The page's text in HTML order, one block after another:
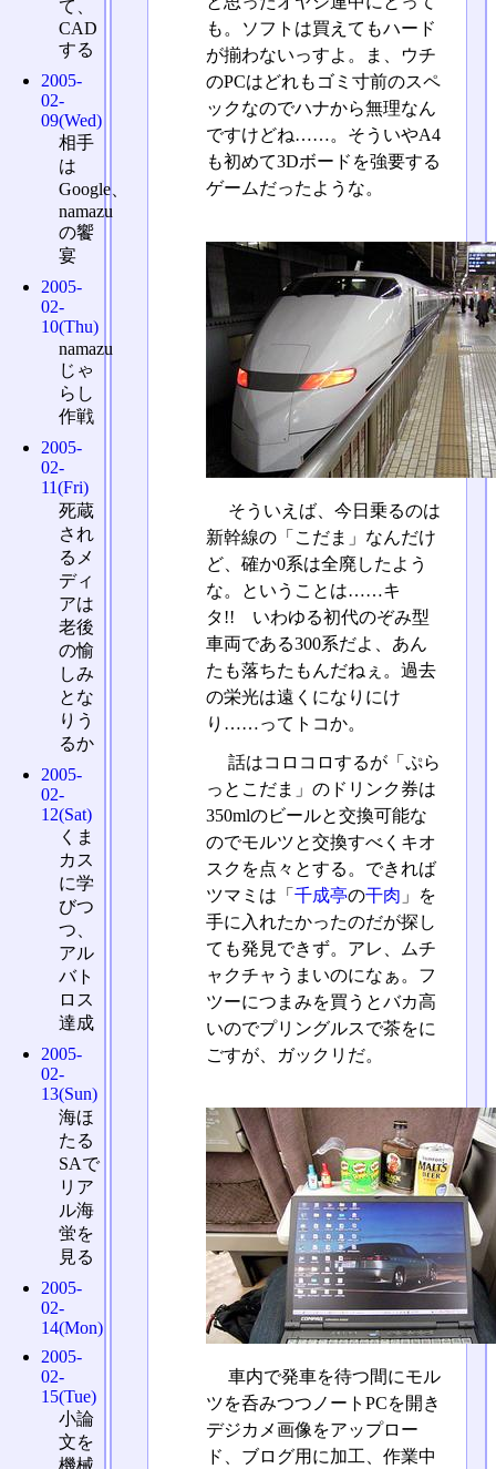
も。ソフトは買えてもハード
が揃わないっすよ。ま、ウチ
のPCはどれもゴミ寸前のスペ
ックなのでハナから無理なん
ですけどね……。そういやA4
も初めて3Dボードを強要する
ゲームだったような。
そういえば、今日乗るのは
新幹線の「こだま」なんだけ
ど、確か0系は全廃したよう
な。ということは……キ
タ!! いわゆる初代のぞみ型
車両である300系だよ、あん
たも落ちたもんだねぇ。過去
の栄光は遠くになりにけ
り……ってトコか。
話はコロコロするが「ぷら
っとこだま」のドリンク券は
350mlのビールと交換可能な
のでモルツと交換すべくキオ
スクを点々とする。できれば
ツマミは「 千成亭の干肉 」を
手に入れたかったのだが探し
ても発見できず。アレ、ムチ
ャクチャうまいのになぁ。フ
ツーにつまみを買うとバカ高
いのでプリングルスで茶をに
ごすが、ガックリだ。
車内で発車を待つ間にモル
ツを呑みつつノートPCを開き
デジカメ画像をアップロー
ド、ブログ用に加工、作業中
て、
CAD
する
2005-
02-
09(Wed)
相手
は
Google、
namazu
の饗
宴
2005-
02-
10(Thu)
namazu
じゃ
らし
作戦
2005-
02-
11(Fri)
死蔵
され
るメ
ディ
アは
老後
の愉
しみ
とな
りう
るか
2005-
02-
12(Sat)
くま
カス
に学
びつ
つ、
アル
バト
ロス
達成
2005-
02-
13(Sun)
海ほ
たる
SAで
リア
ル海
蛍を
見る
2005-
02-
14(Mon)
2005-
02-
15(Tue)
小論
文を